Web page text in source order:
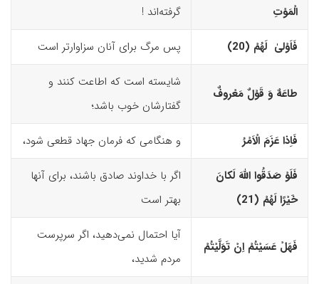
الْمَوْتِ گرفته‌اند !
فَاَوْلیٰ لَهُمْ (20)‏ پس مرگ برای آنان سزاوارتر است
طاعَهٌ وَ قَوْلٌ مَعْروفٌ
شایسته است که اطاعت کنند و
گفتارشان خوب باشد؛
فَاِذا عَزَمَ الْاَمْرُ و هنگامی‌ که فرمان جهاد قطعی شود،
فَلَوْ صَدَقُوا اللّهَ لَکانَ
خَیْرًا لَهُمْ (21)‏
اگر با خداوند صادق باشند، برای آنها
بهتر است
فَهَلْ عَسَیْتُمْ اِنْ تَوَلَّیْتُمْ
آیا احتمال نمی‌دهید، اگر سرپرست
مردم شدید،